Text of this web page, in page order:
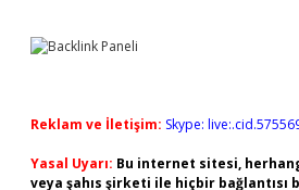
Reklam ve İletişim: Skype:
Yasal Uyarı: Bu internet sitesi,
veya şahıs şirketi ile hiçbir bağlantısı